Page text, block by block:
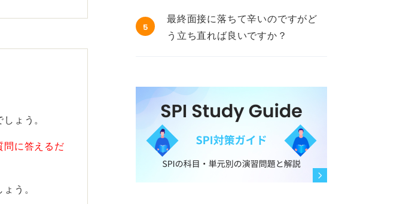
んな仕事に
してどのよ
せること
ょう。
問に答えるだ
う。
5
最終面接に落ちて辛いのですがど
う立ち直れば良いですか？